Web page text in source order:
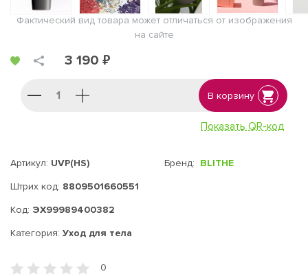
Фактический вид товара может отличаться от изображения
на сайте
3 190 ₽
В корзину
Показать QR-код
Артикул: UVP(HS)
Штрих код: 8809501660551
Код: ЭХ99989400382
Бренд: BLITHE
Категория: Уход для тела
0